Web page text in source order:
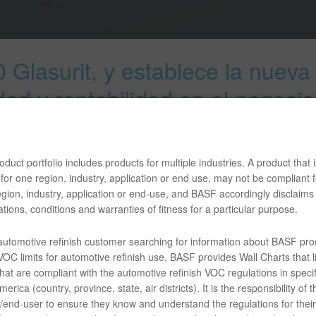
Glasurit, y establece la nueva
y rentabilidad en el
la marca premium de pinturas de reacabado de BASF, presenta
Línea 100. Enfocándose en un nuevo estándar de
la nueva línea satisface los más altos requerimientos de los
el lujo de clase mundial, junto con su responsabilidad social y
competitivos e incrementar sus utilidades netas, mejora su
portfolio includes products for multiple industries. A product that
one region, industry, application or end use, may not be compliant
industry, application or end-use, and BASF accordingly disclaims
conditions and warranties of fitness for a particular purpose.
refinish customer searching for information about BASF
limits for automotive refinish use, BASF provides Wall Charts that
are compliant with the automotive refinish VOC regulations in
(country, province, state, air districts). It is the responsibility of
user to ensure they know and understand the regulations for